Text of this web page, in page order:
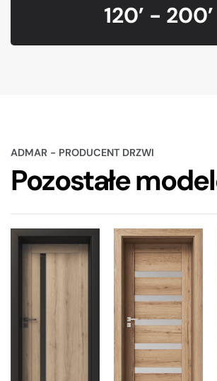
120’ - 200’
ADMAR - PRODUCENT DRZWI
Pozostałe